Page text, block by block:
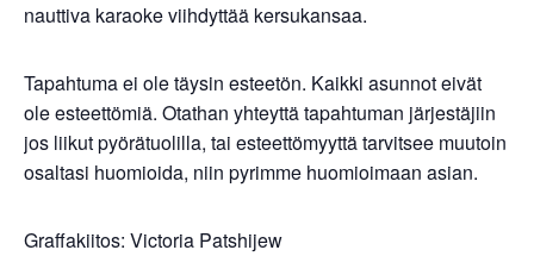
nauttiva karaoke viihdyttää kersukansaa.
Tapahtuma ei ole täysin esteetön. Kaikki asunnot eivät
ole esteettömiä. Otathan yhteyttä tapahtuman järjestäjiin
jos liikut pyörätuolilla, tai esteettömyyttä tarvitsee muutoin
osaltasi huomioida, niin pyrimme huomioimaan asian.
Graffakiitos: Victoria Patshijew